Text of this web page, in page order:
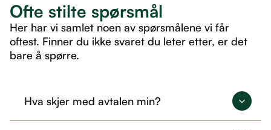
Ofte stilte spørsmål
Her har vi samlet noen av spørsmålene vi får
oftest. Finner du ikke svaret du leter etter, er det
bare å spørre.
Hva skjer med avtalen min?